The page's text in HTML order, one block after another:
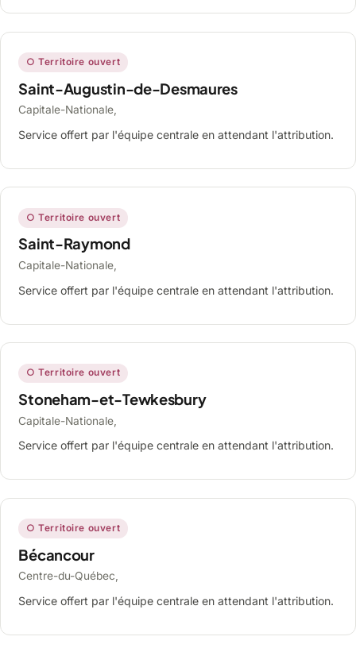
○ Territoire ouvert
Saint-Augustin-de-Desmaures
Capitale-Nationale,
Service offert par l'équipe centrale en attendant l'attribution.
○ Territoire ouvert
Saint-Raymond
Capitale-Nationale,
Service offert par l'équipe centrale en attendant l'attribution.
○ Territoire ouvert
Stoneham-et-Tewkesbury
Capitale-Nationale,
Service offert par l'équipe centrale en attendant l'attribution.
○ Territoire ouvert
Bécancour
Centre-du-Québec,
Service offert par l'équipe centrale en attendant l'attribution.